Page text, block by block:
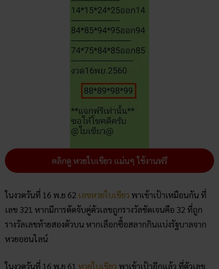
ในงวดวันที่ 16 พ.ย 62เลขหวยใบเขียวพาเข้าเป้าเหมือนกัน ที่
เลข 321 หากมีการตัดจับคู่ตัวเลขถูกรางวัลชัดเจนคือ 32 ที่ถูก
รางวัลเลขท้ายสองตัวบน หากเลือกซื้อสลากกินแบ่งรัฐบาลจาก
หวยออนไลน์